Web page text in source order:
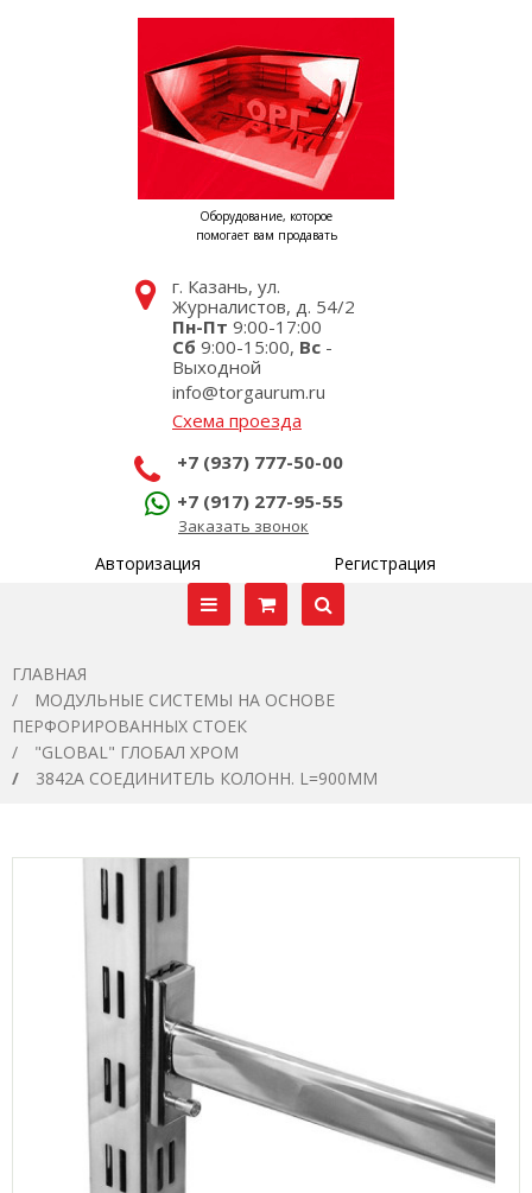
Оборудование, которое
помогает вам продавать
г. Казань, ул.
Журналистов, д. 54/2
Пн-Пт 9:00-17:00
Сб 9:00-15:00, Вс -
Выходной
info@torgaurum.ru
Схема проезда
+7 (937) 777-50-00
+7 (917) 277-95-55
Заказать звонок
Авторизация Регистрация
ГЛАВНАЯ
МОДУЛЬНЫЕ СИСТЕМЫ НА ОСНОВЕ
ПЕРФОРИРОВАННЫХ СТОЕК
"GLOBAL" ГЛОБАЛ ХРОМ
3842A CОЕДИНИТЕЛЬ КОЛОНН. L=900ММ